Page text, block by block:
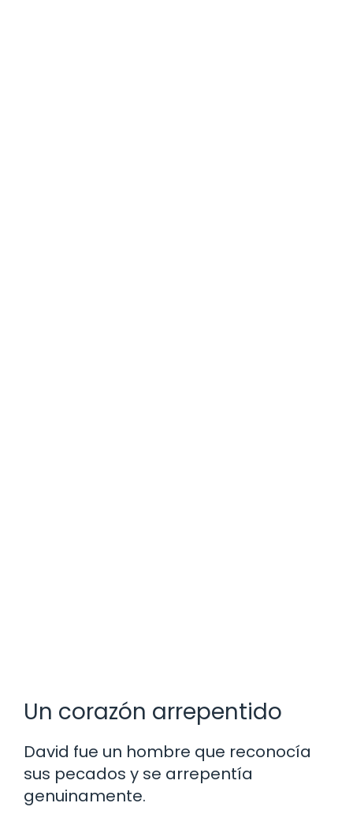
Un corazón arrepentido
David fue un hombre que reconocía
sus pecados y se arrepentía
genuinamente.